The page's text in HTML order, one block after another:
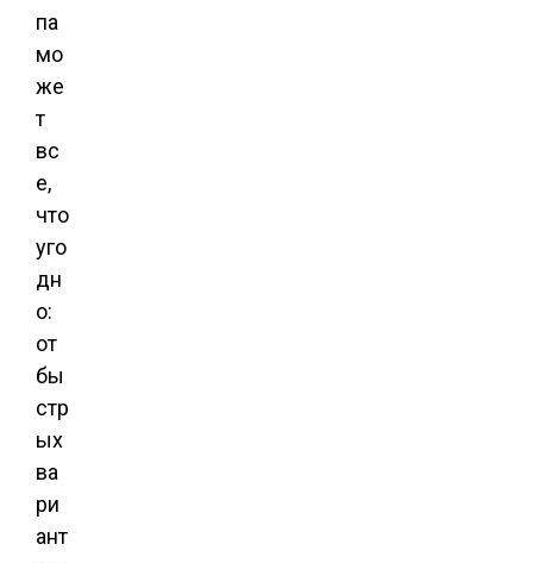
па
мо
же
т
вс
е,
что
уго
дн
о:
от
бы
стр
ых
ва
ри
ант